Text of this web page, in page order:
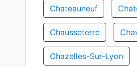
Chateauneuf
Chausseterre
Chazelles-Sur-Lyon